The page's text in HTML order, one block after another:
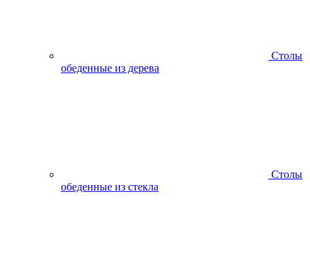
Столы
обеденные из дерева
Столы
обеденные из стекла